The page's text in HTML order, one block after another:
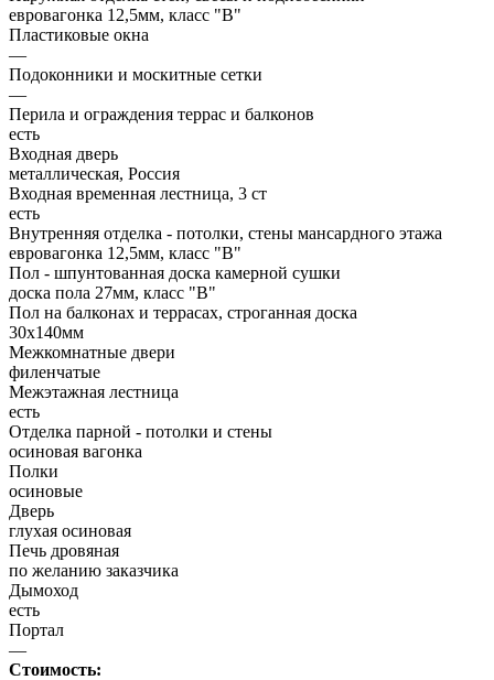
евровагонка 12,5мм, класс "В"
Пластиковые окна
—
Подоконники и москитные сетки
—
Перила и ограждения террас и балконов
есть
Входная дверь
металлическая, Россия
Входная временная лестница, 3 ст
есть
Внутренняя отделка - потолки, стены мансардного этажа
евровагонка 12,5мм, класс "В"
Пол - шпунтованная доска камерной сушки
доска пола 27мм, класс "B"
Пол на балконах и террасах, строганная доска
30x140мм
Межкомнатные двери
филенчатые
Межэтажная лестница
есть
Отделка парной - потолки и стены
осиновая вагонка
Полки
осиновые
Дверь
глухая осиновая
Печь дровяная
по желанию заказчика
Дымоход
есть
Портал
—
Стоимость: